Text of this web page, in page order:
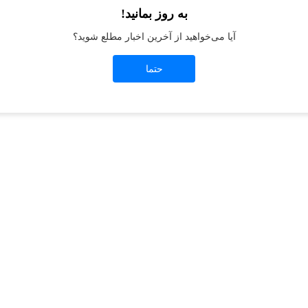
-side exception has occurred while loading jeanswest.ir(see the
به روز بمانید!
آیا می‌خواهید از آخرین اخبار مطلع شوید؟
حتما